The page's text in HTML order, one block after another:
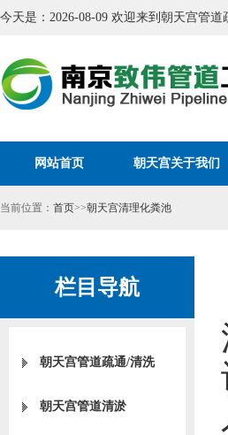
今天是：2026-08-09 欢迎来到朝天宫管
网站首页 朝天宫关于我们
当前位置： 首页>>朝天宫清理化粪池
栏目导航
朝天宫管道疏通/清洗
朝天宫管道清淤